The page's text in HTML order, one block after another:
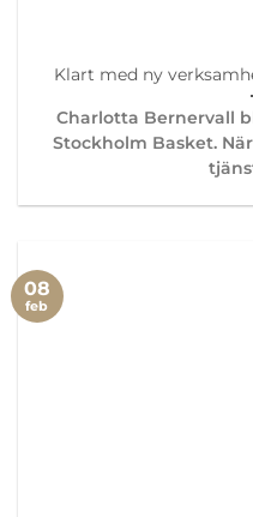
Klart med ny
Charlotta Bernervall
Stockholm Basket.
08
feb